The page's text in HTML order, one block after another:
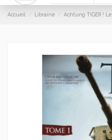
Accueil Librairie Achtung TIGER !